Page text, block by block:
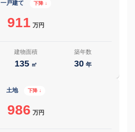
一戸建て 下降 ↓
911 万円
建物面積
135 ㎡
築年数
30 年
土地 下降 ↓
986 万円